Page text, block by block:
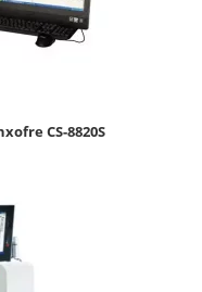
CS-8820S